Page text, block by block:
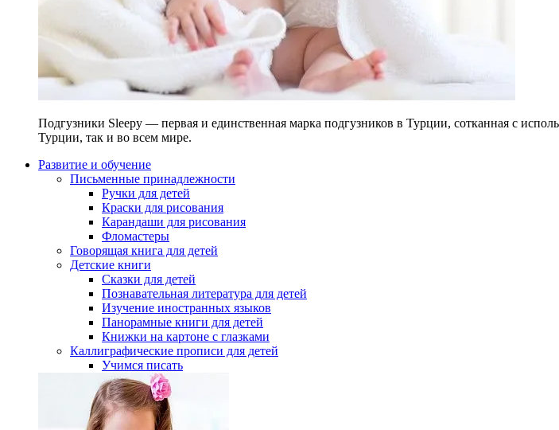
Подгузники Sleepy — первая и единственная марка подгузников в Турции, сотканная с
Турции, так и во всем мире.
Развитие и обучение
Письменные принадлежности
Ручки для детей
Краски для рисования
Карандаши для рисования
Фломастеры
Говорящая книга для детей
Детские книги
Сказки для детей
Познавательная литература для детей
Изучение иностранных языков
Панорамные книги для детей
Книжки на картоне с глазками
Каллиграфические прописи для детей
Учимся писать